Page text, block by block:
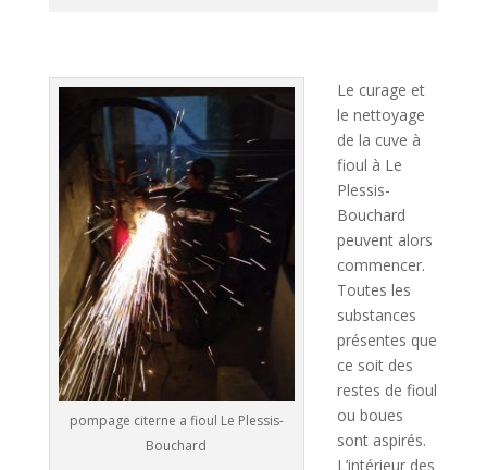
t
pompage citerne a fioul Le Plessis-
Bouchard
Le curage et
le nettoyage
de la cuve à
fioul à Le
Plessis-
Bouchard
peuvent alors
commencer.
Toutes les
substances
présentes que
ce soit des
restes de fioul
ou boues
sont aspirés.
L’intérieur des